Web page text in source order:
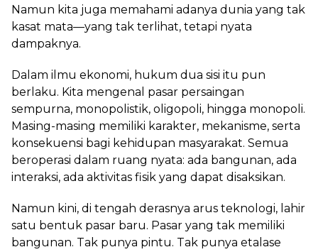
Namun kita juga memahami adanya dunia yang tak
kasat mata—yang tak terlihat, tetapi nyata
dampaknya.
Dalam ilmu ekonomi, hukum dua sisi itu pun
berlaku. Kita mengenal pasar persaingan
sempurna, monopolistik, oligopoli, hingga monopoli.
Masing-masing memiliki karakter, mekanisme, serta
konsekuensi bagi kehidupan masyarakat. Semua
beroperasi dalam ruang nyata: ada bangunan, ada
interaksi, ada aktivitas fisik yang dapat disaksikan.
Namun kini, di tengah derasnya arus teknologi, lahir
satu bentuk pasar baru. Pasar yang tak memiliki
bangunan. Tak punya pintu. Tak punya etalase